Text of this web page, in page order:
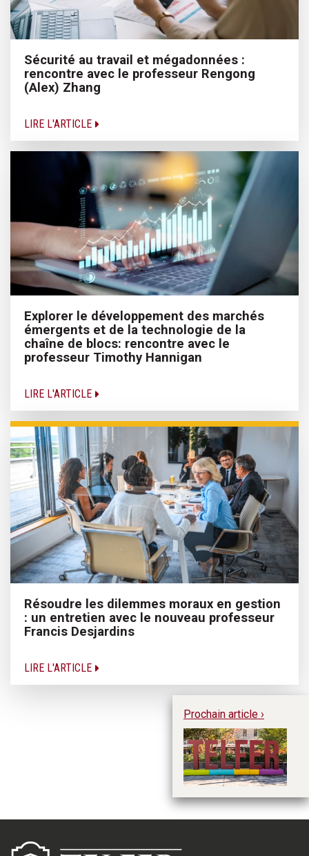
Sécurité au travail et mégadonnées :
rencontre avec le professeur Rengong
(Alex) Zhang
LIRE L'ARTICLE
Explorer le développement des marchés
émergents et de la technologie de la
chaîne de blocs: rencontre avec le
professeur Timothy Hannigan
LIRE L'ARTICLE
Résoudre les dilemmes moraux en gestion
: un entretien avec le nouveau professeur
Francis Desjardins
LIRE L'ARTICLE
Prochain article ›